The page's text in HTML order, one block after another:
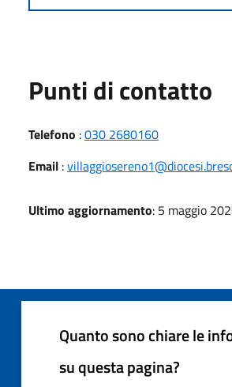
Punti di contatto
Telefono :030 2680160
Email :
Ultimo aggiornamento: 5 maggio
Quanto sono chiare le
su questa pagina?